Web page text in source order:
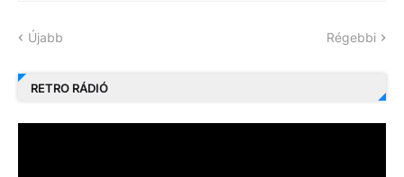
Újabb Régebbi
RETRO RÁDIÓ